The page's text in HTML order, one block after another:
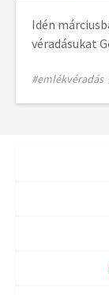
Idén
véradásukat
#emlékvéradás